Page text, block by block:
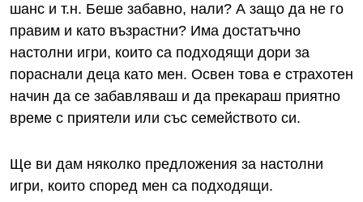
шанс и т.н. Беше забавно, нали? А защо да не го
правим и като възрастни? Има достатъчно
настолни игри, които са подходящи дори за
пораснали деца като мен. Освен това е страхотен
начин да се забавляваш и да прекараш приятно
време с приятели или със семейството си.
Ще ви дам няколко предложения за настолни
игри, които според мен са подходящи.